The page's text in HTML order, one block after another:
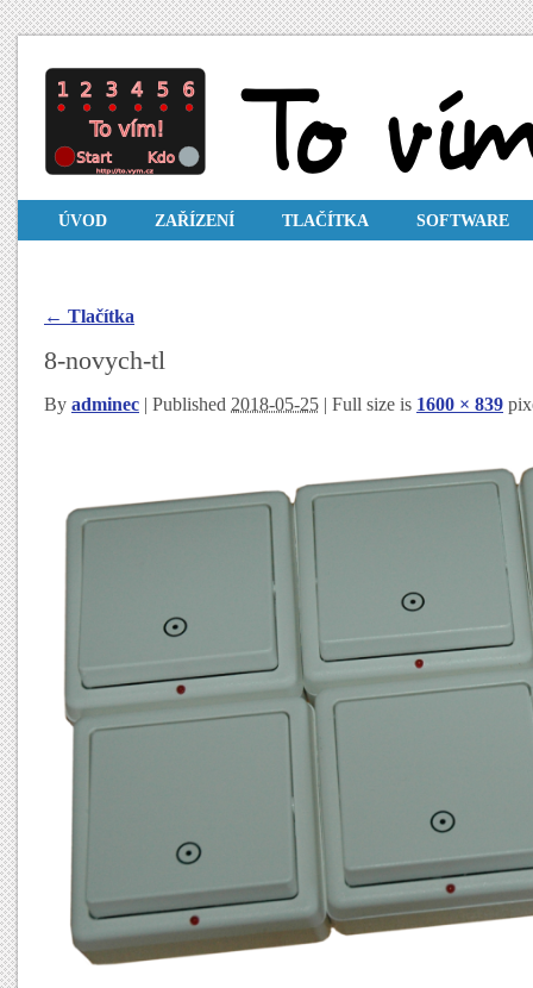
ÚVOD ZAŘÍZENÍ TLAČÍTKA SOFTWARE
← Tlačítka
8-novych-tl
By adminec | Published 2018-05-25 | Full size is 1600 × 839